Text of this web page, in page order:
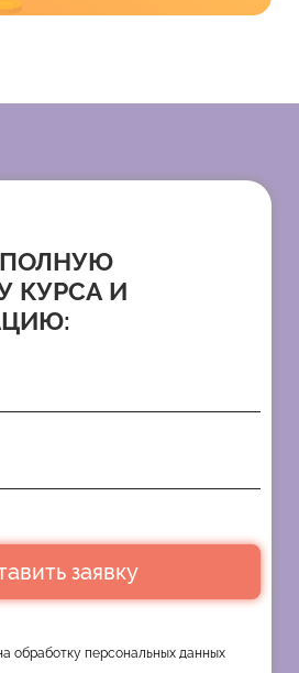
КУРСА И
заявку
обработку персональных данных